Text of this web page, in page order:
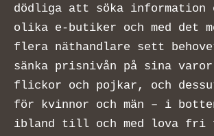
dödliga att söka information
olika e-butiker och med det
flera näthandlare sett
sänka prisnivån på sina
flickor och pojkar, och
för kvinnor och män – i
ibland till och med lova fri